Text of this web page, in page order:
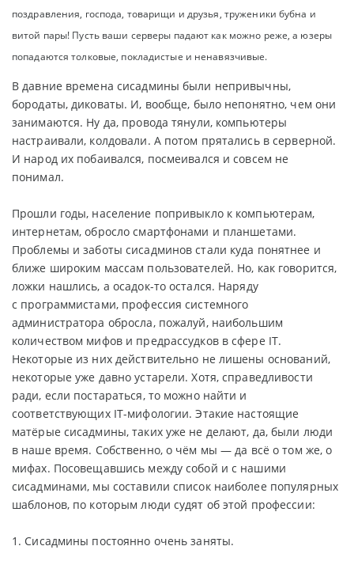
поздравления, господа, товарищи и друзья, труженики бубна и
витой пары! Пусть ваши серверы падают как можно реже, а юзеры
попадаются толковые, покладистые и ненавязчивые.
В давние времена сисадмины были непривычны,
бородаты, диковаты. И, вообще, было непонятно, чем они
занимаются. Ну да, провода тянули, компьютеры
настраивали, колдовали. А потом прятались в серверной.
И народ их побаивался, посмеивался и совсем не
понимал.
Прошли годы, население попривыкло к компьютерам,
интернетам, обросло смартфонами и планшетами.
Проблемы и заботы сисадминов стали куда понятнее и
ближе широким массам пользователей. Но, как говорится,
ложки нашлись, а осадок-то остался. Наряду
с программистами, профессия системного
администратора обросла, пожалуй, наибольшим
количеством мифов и предрассудков в сфере IT.
Некоторые из них действительно не лишены оснований,
некоторые уже давно устарели. Хотя, справедливости
ради, если постараться, то можно найти и
соответствующих IT-мифологии. Этакие настоящие
матёрые сисадмины, таких уже не делают, да, были люди
в наше время. Собственно, о чём мы — да всё о том же, о
мифах. Посовещавшись между собой и с нашими
сисадминами, мы составили список наиболее популярных
шаблонов, по которым люди судят об этой профессии:
1. Сисадмины постоянно очень заняты.